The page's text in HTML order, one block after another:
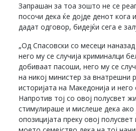
Запрашан за тоа зошто не се
посочи дека ќе дојде денот
дадат одговор, бидејќи сега е
„Од Спасовски со месеци
него му се случија криминалци
добиваат пасоши, него му се
на никој министер за внатрешни
историјата на Македонија и
Напротив тој со овој полусвет
стимулираше и мислеше дека ако
опозицијата преку овој